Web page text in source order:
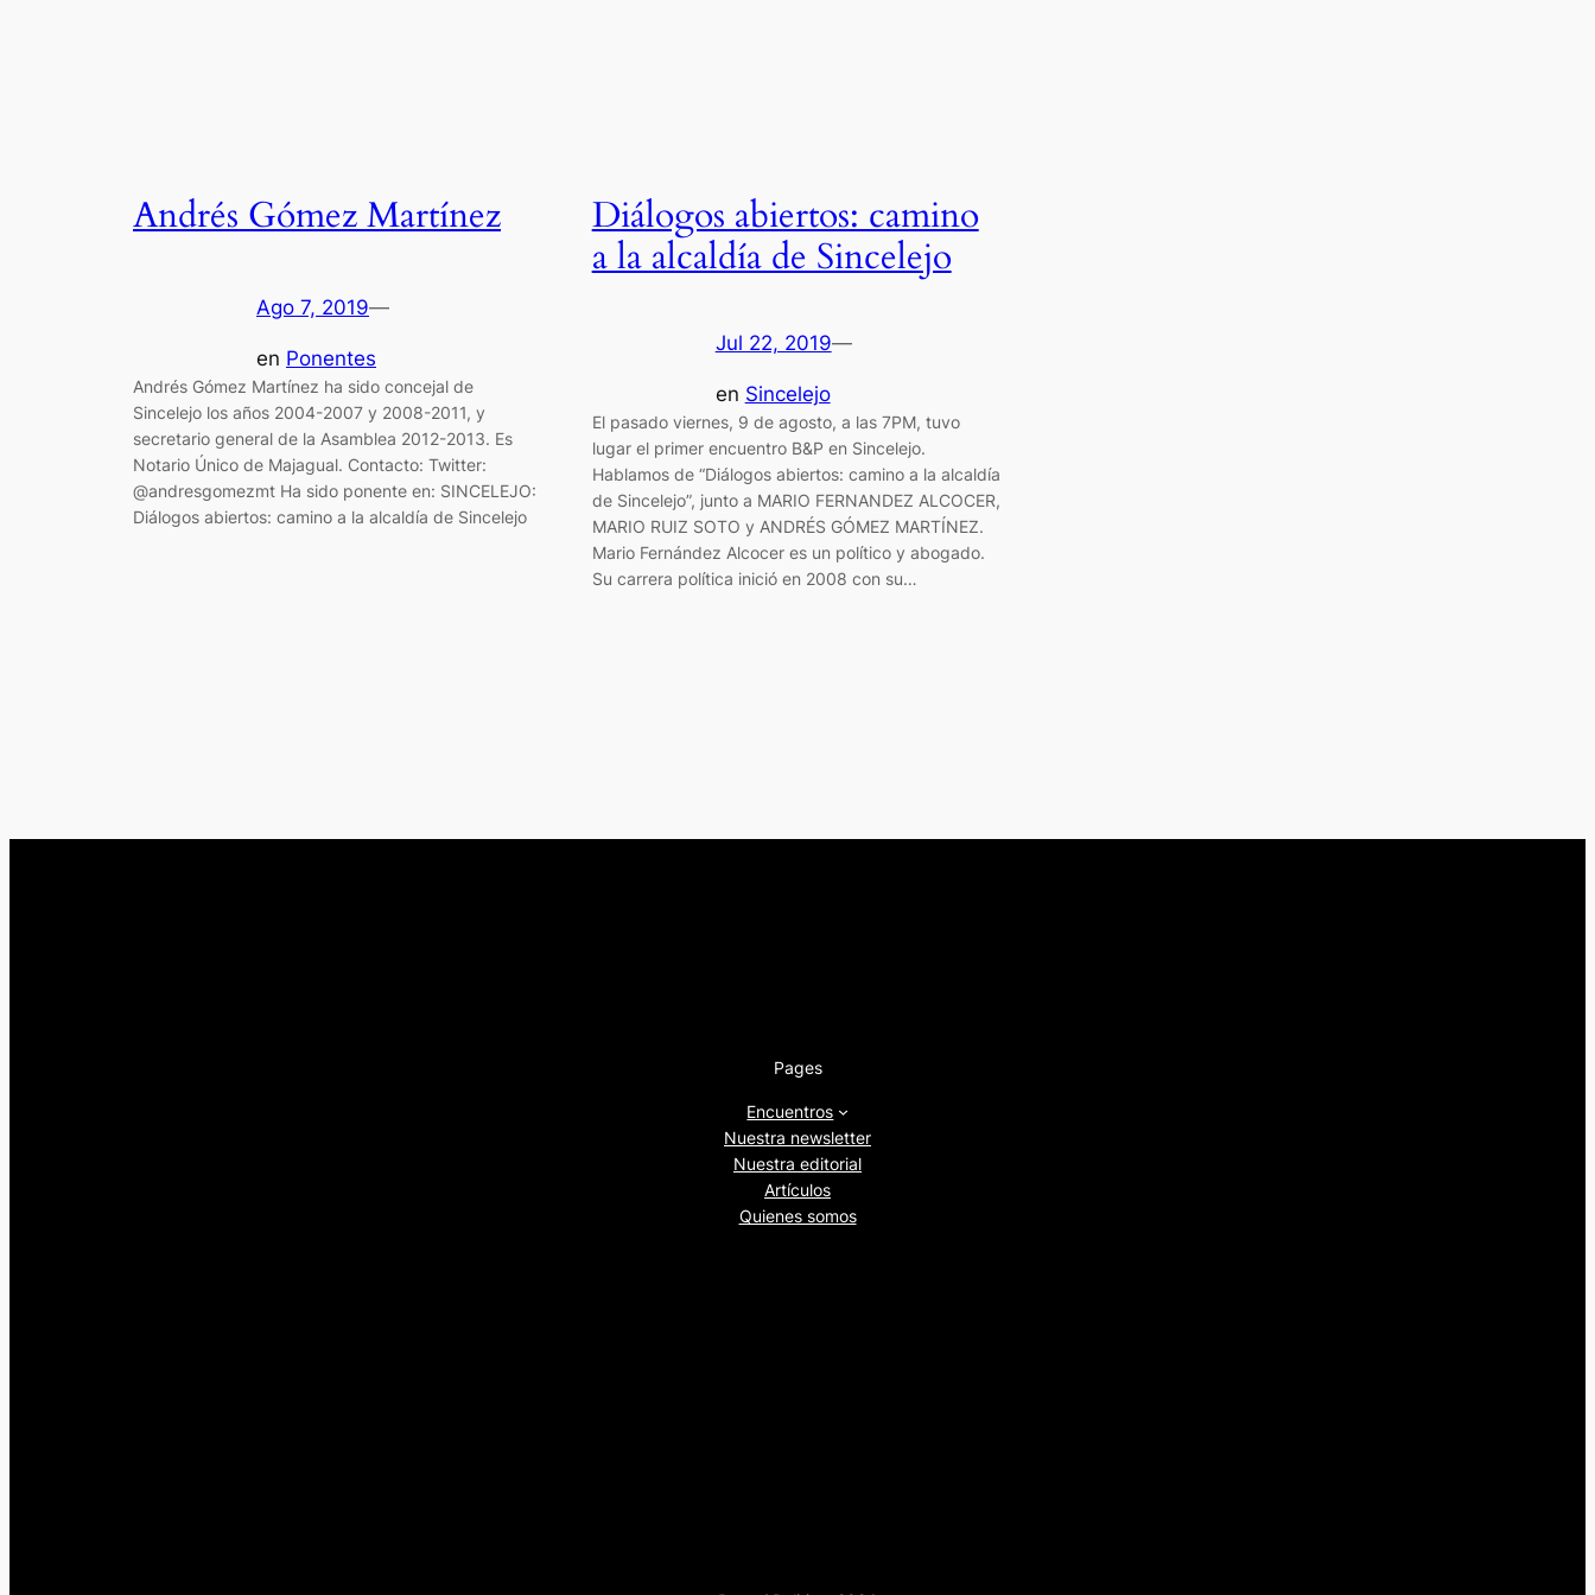
Andrés Gómez Martínez
Ago 7, 2019—
en Ponentes
Andrés Gómez Martínez ha sido concejal de
Sincelejo los años 2004-2007 y 2008-2011, y
secretario general de la Asamblea 2012-2013. Es
Notario Único de Majagual. Contacto: Twitter:
@andresgomezmt Ha sido ponente en: SINCELEJO:
Diálogos abiertos: camino a la alcaldía de Sincelejo
Diálogos abiertos: camino
a la alcaldía de Sincelejo
Jul 22, 2019—
en Sincelejo
El pasado viernes, 9 de agosto, a las 7PM, tuvo
lugar el primer encuentro B&P en Sincelejo.
Hablamos de “Diálogos abiertos: camino a la alcaldía
de Sincelejo”, junto a MARIO FERNANDEZ ALCOCER,
MARIO RUIZ SOTO y ANDRÉS GÓMEZ MARTÍNEZ.
Mario Fernández Alcocer es un político y abogado.
Su carrera política inició en 2008 con su…
Pages
Encuentros
Nuestra newsletter
Nuestra editorial
Artículos
Quienes somos